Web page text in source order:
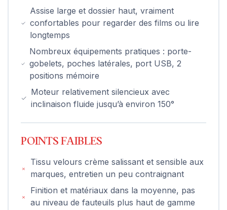
Assise large et dossier haut, vraiment
confortables pour regarder des films ou lire
longtemps
Nombreux équipements pratiques : porte-
gobelets, poches latérales, port USB, 2
positions mémoire
Moteur relativement silencieux avec
inclinaison fluide jusqu’à environ 150°
POINTS FAIBLES
Tissu velours crème salissant et sensible aux
marques, entretien un peu contraignant
Finition et matériaux dans la moyenne, pas
au niveau de fauteuils plus haut de gamme